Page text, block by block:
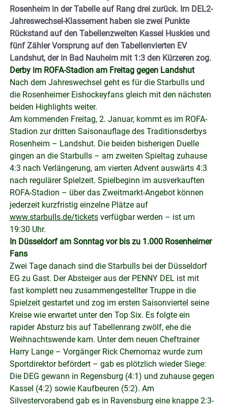
Rosenheim in der Tabelle auf Rang drei zurück. Im DEL2-
Jahreswechsel-Klassement haben sie zwei Punkte
Rückstand auf den Tabellenzweiten Kassel Huskies und
fünf Zähler Vorsprung auf den Tabellenvierten EV
Landshut, der in Bad Nauheim mit 1:3 den Kürzeren zog.
Derby im ROFA-Stadion am Freitag gegen Landshut
Nach dem Jahreswechsel geht es für die Starbulls und
die Rosenheimer Eishockeyfans gleich mit den nächsten
beiden Highlights weiter.
Am kommenden Freitag, 2. Januar, kommt es im ROFA-
Stadion zur dritten Saisonauflage des Traditionsderbys
Rosenheim – Landshut. Die beiden bisherigen Duelle
gingen an die Starbulls – am zweiten Spieltag zuhause
4:3 nach Verlängerung, am vierten Advent auswärts 4:3
nach regulärer Spielzeit. Spielbeginn im ausverkauften
ROFA-Stadion – über das Zweitmarkt-Angebot können
jederzeit kurzfristig einzelne Plätze auf
www.starbulls.de/tickets verfügbar werden – ist um
19:30 Uhr.
In Düsseldorf am Sonntag vor bis zu 1.000 Rosenheimer
Fans
Zwei Tage danach sind die Starbulls bei der Düsseldorf
EG zu Gast. Der Absteiger aus der PENNY DEL ist mit
fast komplett neu zusammengestellter Truppe in die
Spielzeit gestartet und zog im ersten Saisonviertel seine
Kreise wie erwartet unter den Top Six. Es folgte ein
rapider Absturz bis auf Tabellenrang zwölf, ehe die
Weihnachtswende kam. Unter dem neuen Cheftrainer
Harry Lange – Vorgänger Rick Chernomaz wurde zum
Sportdirektor befördert – gab es plötzlich wieder Siege:
Die DEG gewann in Regensburg (4:1) und zuhause gegen
Kassel (4:2) sowie Kaufbeuren (5:2). Am
Silvestervorabend gab es in Ravensburg eine knappe 2:3-